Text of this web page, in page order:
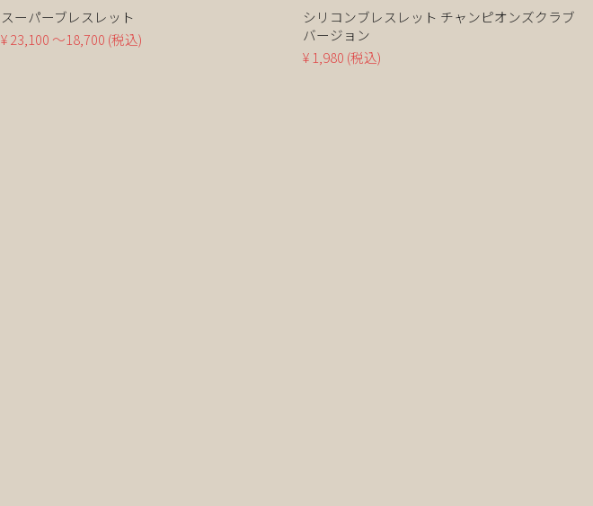
スーパーブレスレット
¥ 23,100 ～18,700 (税込)
シリコンブレスレット チャンピオンズクラブ
バージョン
¥ 1,980 (税込)